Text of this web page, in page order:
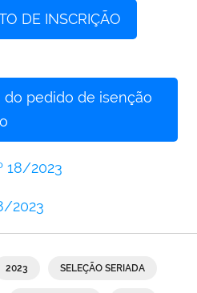
DE INSCRIÇÃO
pedido de isenção
18/2023
2023
2023 SELEÇÃO SERIADA